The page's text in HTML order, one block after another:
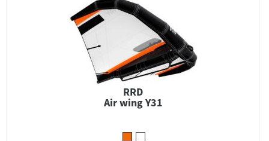
RRD
Air wing Y31